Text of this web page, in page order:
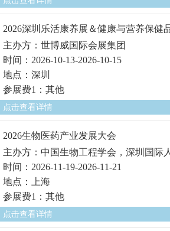
2026深圳乐活康养展＆健康与营养保健
主办方：世博威国际会展集团
时间：2026-10-13-2026-10-15
地点：深圳
参展费1：其他
点击查看详情
2026生物医药产业发展大会
主办方：中国生物工程学会，深圳国际
时间：2026-11-19-2026-11-21
地点：上海
参展费1：其他
点击查看详情